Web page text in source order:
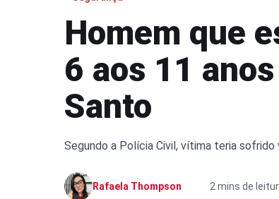
Homem que
6 aos 11
Santo
Segundo a Polícia Civil, vítima teria
Rafaela Thompson 2 mins de